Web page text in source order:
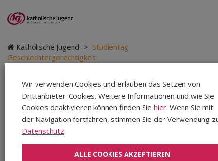
Katholische Jugend > Studientag
Geschlechtergerechtigkeit
Studientag
Wir verwenden Cookies und erlauben das Setzen von
Drittanbieter-Cookies. Weitere Informationen und wie Sie
Cookies deaktivieren können finden Sie hier. Wenn Sie mit
der Navigation fortfahren, stimmen Sie der Verwendung
Datenschutz
ALLE COOKIES AKZEPTIEREN